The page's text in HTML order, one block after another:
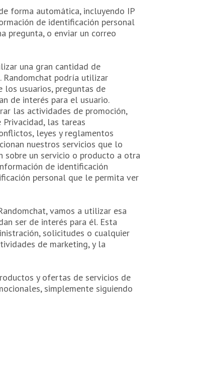
forma automática, incluyendo IP
de identificación personal
pregunta, o enviar un correo
una gran cantidad de
Randomchat podría utilizar
los usuarios, preguntas de
de interés para el usuario.
las actividades de promoción,
las tareas
leyes y reglamentos
nuestros servicios que lo
sobre un servicio o producto a otra
de identificación
personal que le permita ver
vamos a utilizar esa
ser de interés para él. Esta
solicitudes o cualquier
de marketing, y la
y ofertas de servicios de
simplemente siguiendo